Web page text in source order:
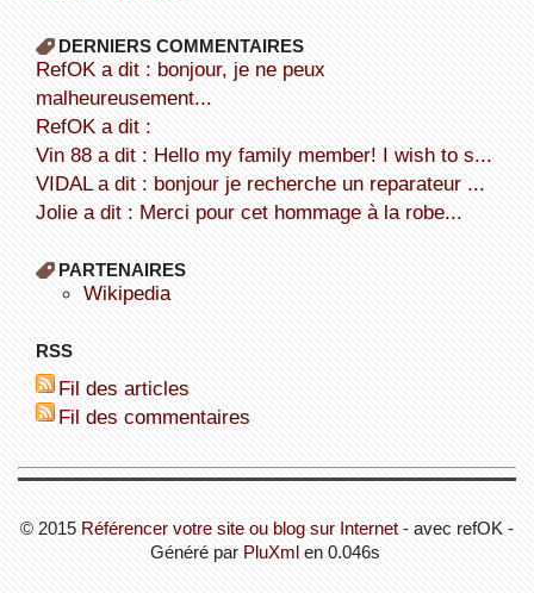
DERNIERS COMMENTAIRES
refOK a dit : bonjour, je ne peux
malheureusement...
refOK a dit :
Vin 88 a dit : Hello my family member! I wish to s...
VIDAL a dit : bonjour je recherche un reparateur ...
Jolie a dit : Merci pour cet hommage à la robe...
PARTENAIRES
wikipedia
RSS
Fil des articles
Fil des commentaires
© 2015 Référencer votre site ou blog sur Internet - avec refOK -
Généré par PluXmlen 0.046s